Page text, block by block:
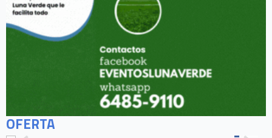
OFERTA